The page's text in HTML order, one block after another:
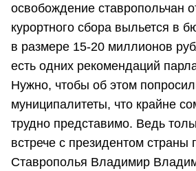
освобождение ставропольчан
курортного сбора выльется в
в размере 15-20 миллионов
есть одних рекомендаций
Нужно, чтобы об этом
муниципалитеты, что крайне
трудно представимо. Ведь
встрече с президентом страны
Ставрополья Владимир